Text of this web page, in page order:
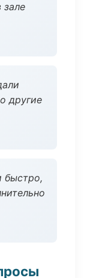
зале
другие
быстро,